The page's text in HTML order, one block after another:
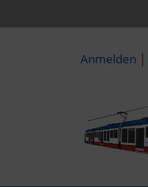
Anmelden |